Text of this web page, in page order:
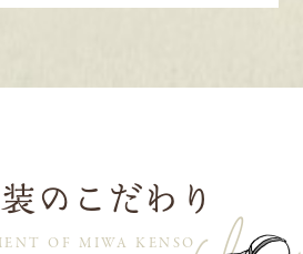
のこだわり
OF MIWA KENSO